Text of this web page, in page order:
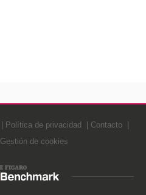
Política de privacidad
Contacto
Gestión de cookies